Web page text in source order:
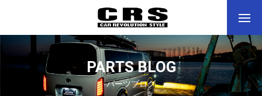
PARTS BLOG
パーツブログ